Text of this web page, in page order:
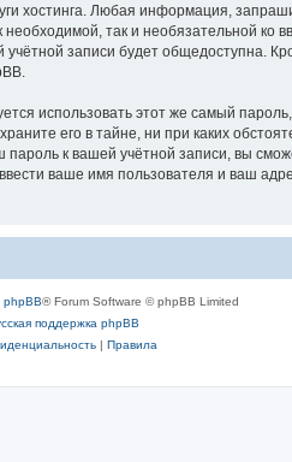
хостинга. Любая информация,
так и необязательной
записи будет общедоступна.
использовать этот же самый пароль,
его в тайне, ни при каких
к вашей учётной записи, вы
ваше имя пользователя и ваш
phpBB® Forum Software © phpBB Limited
поддержка phpBB
| Правила